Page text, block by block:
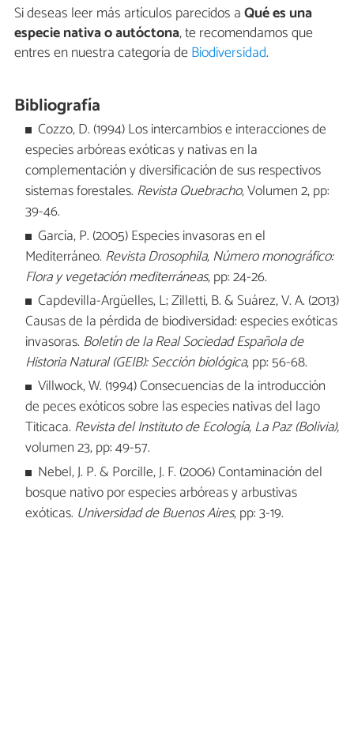
Si deseas leer más artículos parecidos aQué es una
especie nativa o autóctona, te recomendamos que
entres en nuestra categoría deBiodiversidad.
Bibliografía
Cozzo, D. (1994) Los intercambios e interacciones de
especies arbóreas exóticas y nativas en la
complementación y diversificación de sus respectivos
sistemas forestales. Revista Quebracho, Volumen 2, pp:
39-46.
García, P. (2005) Especies invasoras en el
Mediterráneo. Revista Drosophila, Número monográfico:
Flora y vegetación mediterráneas, pp: 24-26.
Capdevilla-Argüelles, L; Zilletti, B. & Suárez, V. A. (2013)
Causas de la pérdida de biodiversidad: especies exóticas
invasoras. Boletín de la Real Sociedad Española de
Historia Natural (GEIB): Sección biológica, pp: 56-68.
Villwock, W. (1994) Consecuencias de la introducción
de peces exóticos sobre las especies nativas del lago
Titicaca. Revista del Instituto de Ecología, La Paz (Bolivia),
volumen 23, pp: 49-57.
Nebel, J. P. & Porcille, J. F. (2006) Contaminación del
bosque nativo por especies arbóreas y arbustivas
exóticas. Universidad de Buenos Aires, pp: 3-19.